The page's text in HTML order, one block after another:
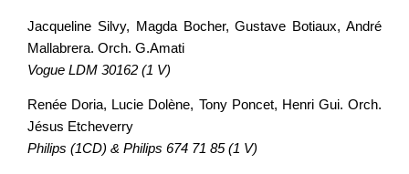
Jacqueline Silvy, Magda Bocher, Gustave Botiaux, André
Mallabrera. Orch. G.Amati
Vogue LDM 30162 (1 V)
Renée Doria, Lucie Dolène, Tony Poncet, Henri Gui. Orch.
Jésus Etcheverry
Philips (1CD) & Philips 674 71 85 (1 V)